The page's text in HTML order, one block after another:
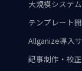
大規模システ
テンプレート
Allganize導入
記事制作・校